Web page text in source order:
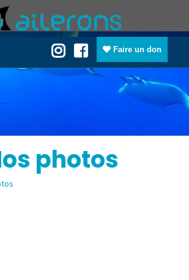
Faire un don
photos